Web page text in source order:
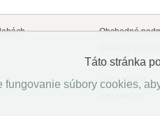
Obchodné
Reklamačné
Cena tovaru
Táto stránka
fungovanie súbory cookies,